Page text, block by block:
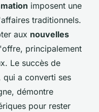
imposent une
traditionnels.
aux nouvelles
principalement
Le succès de
qui a converti ses
démontre
pour rester